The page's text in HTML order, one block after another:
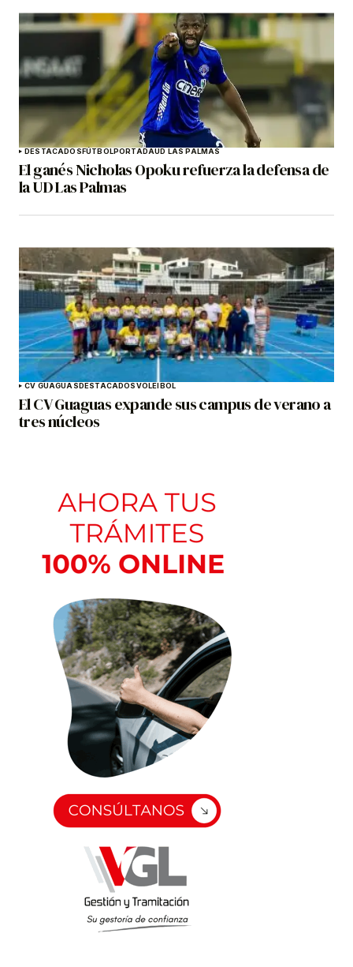
DESTACADOS FÚTBOLPORTADAUD LAS PALMAS
El ganés Nicholas Opoku refuerza la defensa de
la UD Las Palmas
CV GUAGUAS DESTACADOSVOLEIBOL
El CV Guaguas expande sus campus de verano a
tres núcleos